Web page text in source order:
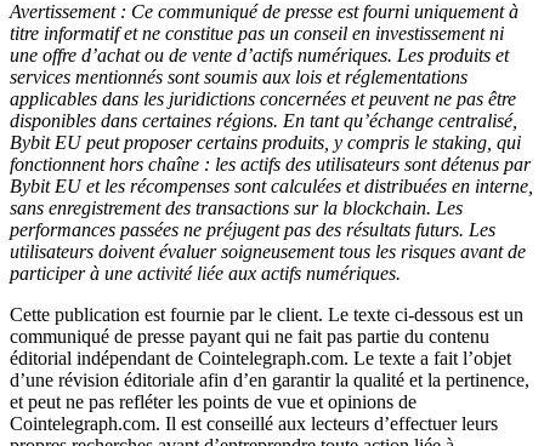
Avertissement : Ce communiqué de presse est fourni uniquement à
titre informatif et ne constitue pas un conseil en investissement ni
une offre d’achat ou de vente d’actifs numériques. Les produits et
services mentionnés sont soumis aux lois et réglementations
applicables dans les juridictions concernées et peuvent ne pas être
disponibles dans certaines régions. En tant qu’échange centralisé,
Bybit EU peut proposer certains produits, y compris le staking, qui
fonctionnent hors chaîne : les actifs des utilisateurs sont détenus par
Bybit EU et les récompenses sont calculées et distribuées en interne,
sans enregistrement des transactions sur la blockchain. Les
performances passées ne préjugent pas des résultats futurs. Les
utilisateurs doivent évaluer soigneusement tous les risques avant de
participer à une activité liée aux actifs numériques.
Cette publication est fournie par le client. Le texte ci-dessous est un
communiqué de presse payant qui ne fait pas partie du contenu
éditorial indépendant de Cointelegraph.com. Le texte a fait l’objet
d’une révision éditoriale afin d’en garantir la qualité et la pertinence,
et peut ne pas refléter les points de vue et opinions de
Cointelegraph.com. Il est conseillé aux lecteurs d’effectuer leurs